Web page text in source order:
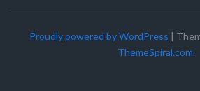
Proudly powered by WordPress |
ThemeSpiral.com.